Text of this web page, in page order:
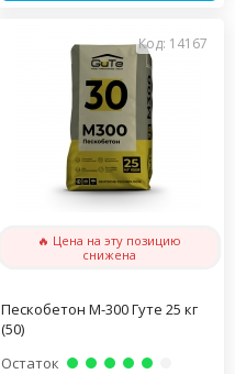
Код: 14167
🔥 Цена на эту позицию
снижена
Пескобетон М-300 Гуте 25 кг
(50)
Остаток